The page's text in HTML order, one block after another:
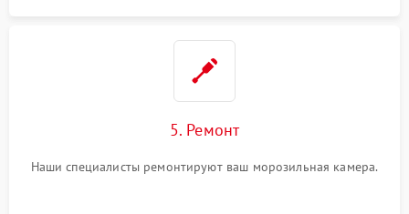
5. Ремонт
Наши специалисты ремонтируют ваш морозильная камера.